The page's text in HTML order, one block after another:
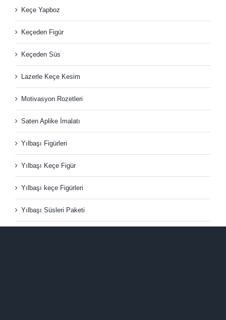
Keçe Yapboz
Keçeden Figür
Keçeden Süs
Lazerle Keçe Kesim
Motivasyon Rozetleri
Saten Aplike İmalatı
Yılbaşı Figürleri
Yılbaşı Keçe Figür
Yılbaşı keçe Figürleri
Yılbaşı Süsleri Paketi